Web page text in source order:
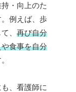
・向上のた
例えば、歩
、 再び自分
食事を自分
、看護師に